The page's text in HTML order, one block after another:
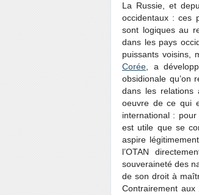
La Russie, et
occidentaux : ces
sont logiques au
dans les pays
puissants voisins,
Corée, a
obsidionale qu’on
dans les relations
oeuvre de ce qui
international :
est utile que se
aspire
l’OTAN
souveraineté des
de son droit à
Contrairement